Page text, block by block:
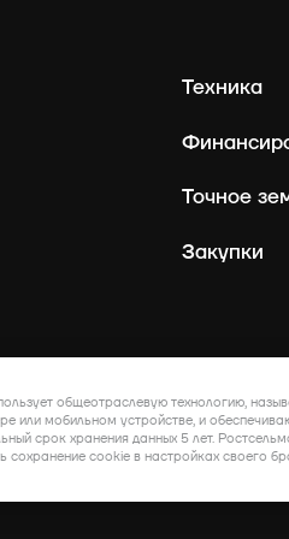
Техника
Точное
Закупки
общеотраслевую технологию,
или мобильном устройстве, и
срок хранения данных 5 лет.
сохранение cookie в настройках своего